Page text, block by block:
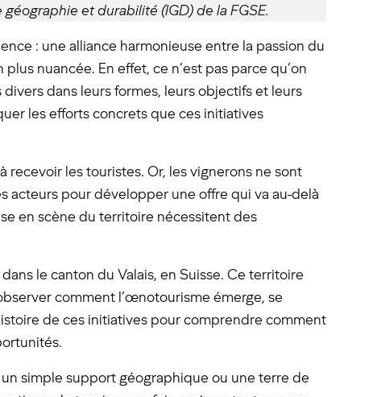
et durabilité (IGD) de la FGSE.
: une alliance harmonieuse entre la passion du
nuancée. En effet, ce n’est pas parce qu’on
dans leurs formes, leurs objectifs et leurs
les efforts concrets que ces initiatives
les touristes. Or, les vignerons ne sont
acteurs pour développer une offre qui va au-delà
en scène du territoire nécessitent des
le canton du Valais, en Suisse. Ce territoire
comment l’œnotourisme émerge, se
de ces initiatives pour comprendre comment
simple support géographique ou une terre de